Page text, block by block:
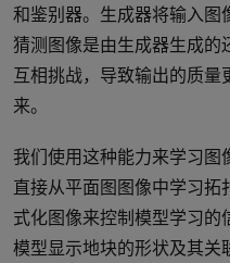
和鉴别器。生成器将输入
猜测图像是由生成器生成
互相挑战，导致输出的质
来。
我们使用这种能力来学习图
直接从平面图图像中学习
式化图像来控制模型学习
模型显示地块的形状及其关